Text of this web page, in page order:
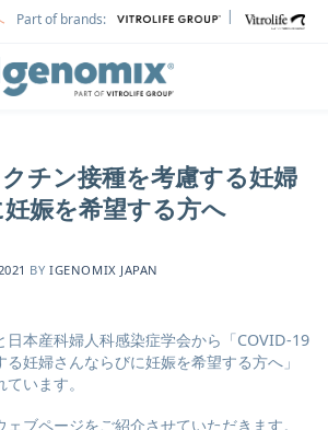
Part of brands: |
チン接種を考慮する妊婦
娠を希望する⽅へ
BYIGENOMIX JAPAN
日本産科婦人科感染症学会から「COVID-19
妊婦さんならびに妊娠を希望する⽅へ」
います。
ブページをご紹介させていただきます。